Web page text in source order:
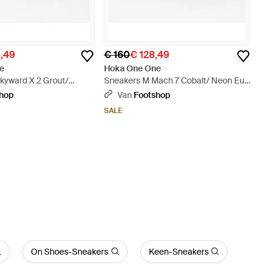
X 2 Grout/
€ 160€ 128,49
Hoka One One
Sneakers M Mach 7 Cobalt/ Neon Eur
- Blauw
Van Footshop
SALE
On Shoes-Sneakers Keen-Sneakers